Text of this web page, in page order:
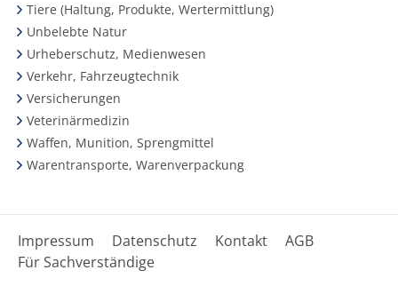
Tiere (Haltung, Produkte, Wertermittlung)
Unbelebte Natur
Urheberschutz, Medienwesen
Verkehr, Fahrzeugtechnik
Versicherungen
Veterinärmedizin
Waffen, Munition, Sprengmittel
Warentransporte, Warenverpackung
Impressum Datenschutz Kontakt
AGB
Für Sachverständige